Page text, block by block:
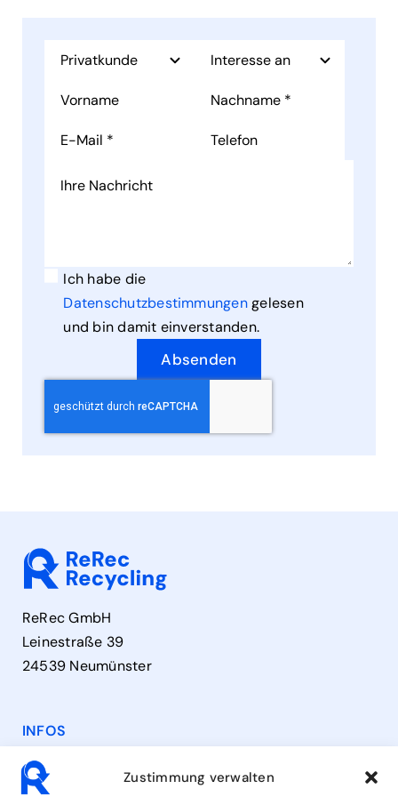
Zustimmung verwalten
Ich habe die
Datenschutzbestimmungengelesen
und bin damit einverstanden.
Absenden
ReRec GmbH
Leinestraße 39
24539 Neumünster
INFOS
Kontakt